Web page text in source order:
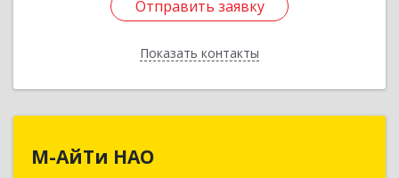
Отправить заявку
Показать контакты
Отправить заявку
Назад
М-АйТи НАО